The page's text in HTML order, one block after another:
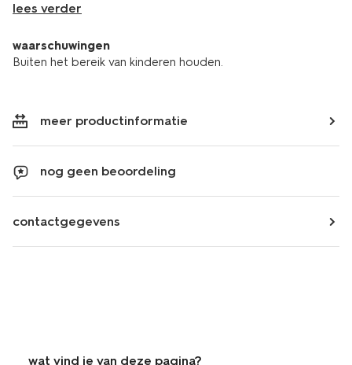
lees verder
waarschuwingen
Buiten het bereik van kinderen houden.
meer productinformatie
nog geen beoordeling
contactgegevens
wat vind je van deze pagina?